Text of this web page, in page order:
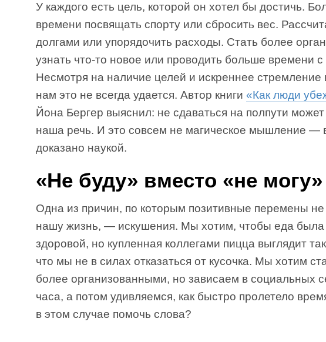
У каждого есть цель, которой он хотел бы достичь.
времени посвящать спорту или сбросить вес.
долгами или упорядочить расходы. Стать более
узнать что-то новое или проводить больше времени
Несмотря на наличие целей и искреннее стремление
нам это не всегда удается. Автор книги «Как люди
Йона Бергер выяснил: не сдаваться на полпути
наша речь. И это совсем не магическое мышление —
доказано наукой.
«Не буду» вместо «не могу»
Одна из причин, по которым позитивные перемены не
нашу жизнь, — искушения. Мы хотим, чтобы еда была
здоровой, но купленная коллегами пицца выглядит
что мы не в силах отказаться от кусочка. Мы хотим
более организованными, но зависаем в социальных
часа, а потом удивляемся, как быстро пролетело
в этом случае помочь слова?